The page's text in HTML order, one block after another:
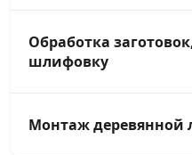
Обработка
шлифовку
Монтаж деревянной